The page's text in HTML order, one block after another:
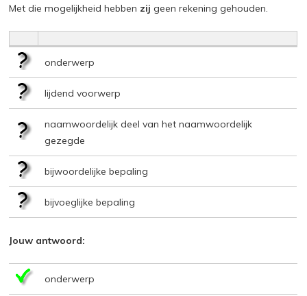
Met die mogelijkheid hebben zij geen rekening gehouden.
onderwerp
lijdend voorwerp
naamwoordelijk deel van het naamwoordelijk
gezegde
bijwoordelijke bepaling
bijvoeglijke bepaling
Jouw antwoord:
onderwerp